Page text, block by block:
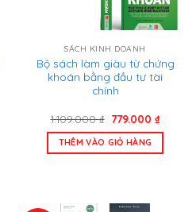
SÁCH KINH DOANH
Bộ sách làm giàu từ chứng
khoán bằng đầu tư tài
chính
1.109.000₫ Giá
là:
1.109.000 ₫.
779.000 ₫Giá
THÊM VÀO GIỎ HÀNG